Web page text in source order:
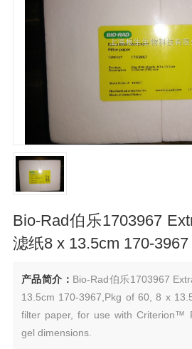
Bio-Rad伯乐1703967
滤纸8 x 13.5cm 170-3967
产品简介： Bio-Rad伯乐1703967
13.5cm 170-3967,Pkg of 60, 8 x
filter paper, for use with Criterion™
gel dimensions.